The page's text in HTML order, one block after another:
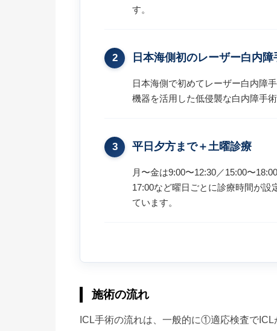
す。
2 日本海側初のレーザー白内障
日本海側で初めてレーザー白内障
機器を活用した低侵襲な白内障手術
3 平日夕方まで＋土曜診療
月〜金は9:00〜12:30／15:00〜
17:00など曜日ごとに診療時間が設
ています。
施術の流れ
ICL手術の流れは、一般的に①適応検査で